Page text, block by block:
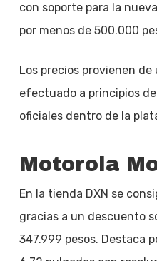
con soporte para la
por menos de 500.000
Los precios provienen
efectuado a principios
oficiales dentro de la
Motorola
En la tienda DXN se
gracias a un descuento
347.999 pesos. Destaca